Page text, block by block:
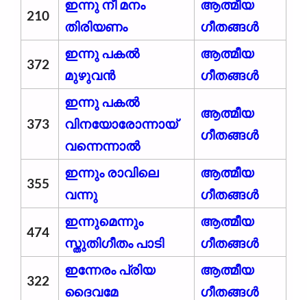
210
ഇന്നു നീ മനം
തിരിയണം
ആത്മീയ
ഗീതങ്ങൾ
372
ഇന്നു പകൽ
മുഴുവൻ
ആത്മീയ
ഗീതങ്ങൾ
373
ഇന്നു പകൽ
വിനയോരോന്നായ്
വന്നെന്നാൽ
ആത്മീയ
ഗീതങ്ങൾ
355
ഇന്നും രാവിലെ
വന്നു
ആത്മീയ
ഗീതങ്ങൾ
474
ഇന്നുമെന്നും
സ്തുതിഗീതം പാടി
ആത്മീയ
ഗീതങ്ങൾ
322
ഇന്നേരം പ്രിയ
ദൈവമേ
ആത്മീയ
ഗീതങ്ങൾ